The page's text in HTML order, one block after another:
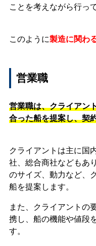
ことを考えながら行っ
このように製造に関わ
営業職
営業職は、クライアン
合った船を提案し、契
クライアントは主に国
社、総合商社などもあ
のサイズ、動力など、
船を提案します。
また、クライアントの
携し、船の機能や値段
す。